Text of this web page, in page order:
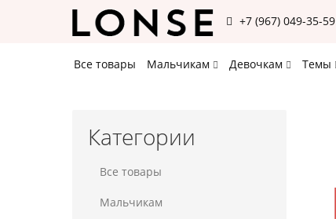
+7 (967) 049-35-59
Все товары Мальчикам Девочкам Темы
Категории
Все товары
Мальчикам